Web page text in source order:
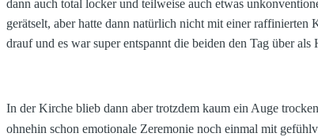
dann auch total locker und teilweise auch etwas
gerätselt, aber hatte dann natürlich nicht mit einer
drauf und es war super entspannt die beiden den Tag über
In der Kirche blieb dann aber trotzdem kaum ein Auge
ohnehin schon emotionale Zeremonie noch einmal mit